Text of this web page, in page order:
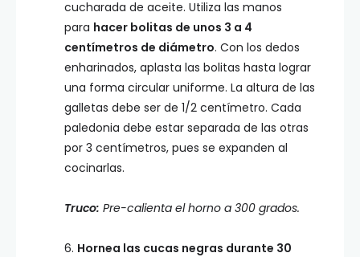
cucharada de aceite. Utiliza las manos
para hacer bolitas de unos 3 a 4
centímetros de diámetro. Con los dedos
enharinados, aplasta las bolitas hasta lograr
una forma circular uniforme. La altura de las
galletas debe ser de 1/2 centímetro. Cada
paledonia debe estar separada de las otras
por 3 centímetros, pues se expanden al
cocinarlas.
Truco: Pre-calienta el horno a 300 grados.
6. Hornea las cucas negras durante 30